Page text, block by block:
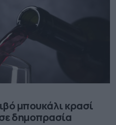
μπουκάλι κρασί
δημοπρασία